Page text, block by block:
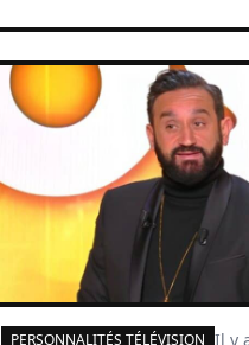
PERSONNALITÉS TÉLÉVISION Il y